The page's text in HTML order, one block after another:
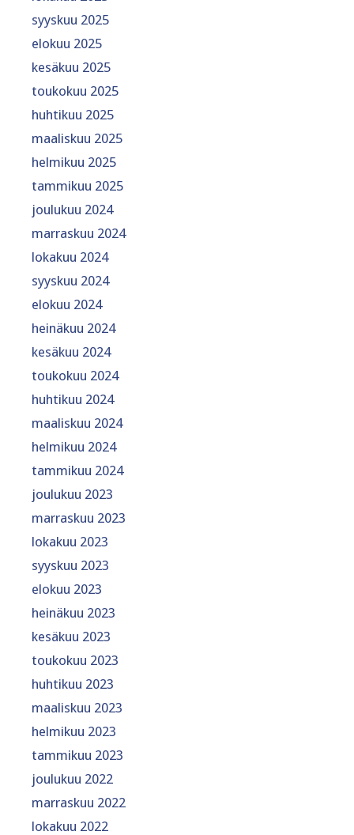
syyskuu 2025
elokuu 2025
kesäkuu 2025
toukokuu 2025
huhtikuu 2025
maaliskuu 2025
helmikuu 2025
tammikuu 2025
joulukuu 2024
marraskuu 2024
lokakuu 2024
syyskuu 2024
elokuu 2024
heinäkuu 2024
kesäkuu 2024
toukokuu 2024
huhtikuu 2024
maaliskuu 2024
helmikuu 2024
tammikuu 2024
joulukuu 2023
marraskuu 2023
lokakuu 2023
syyskuu 2023
elokuu 2023
heinäkuu 2023
kesäkuu 2023
toukokuu 2023
huhtikuu 2023
maaliskuu 2023
helmikuu 2023
tammikuu 2023
joulukuu 2022
marraskuu 2022
lokakuu 2022